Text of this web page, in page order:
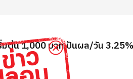
มต้น 1,000 บาท ปันผล/วัน